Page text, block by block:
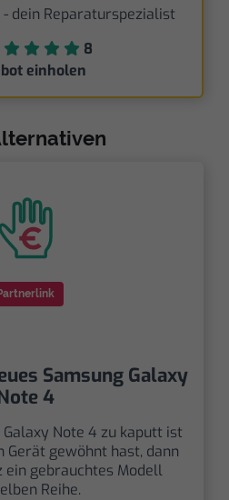
dein Reparaturspezialist
8
einholen
Samsung Galaxy
4
Note 4 zu kaputt ist
Gerät gewöhnt hast, dann
gebrauchtes Modell
Reihe.